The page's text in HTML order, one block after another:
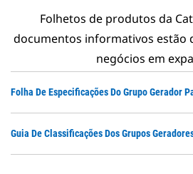
Folhetos de produtos da
documentos informativos estão
negócios em
Folha De Especificações Do Grupo Gerador
Guia De Classificações Dos Grupos